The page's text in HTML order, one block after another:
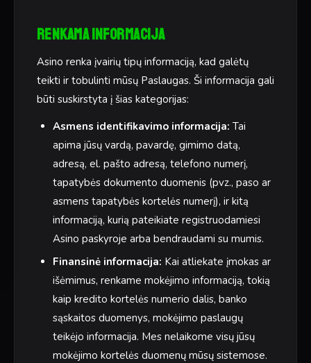
Renkama informacija
Asino renka įvairių tipų informaciją, kad galėtų
teikti ir tobulinti mūsų Paslaugas. Ši informacija gali
būti suskirstyta į šias kategorijas:
Asmens identifikavimo informacija: Tai
apima jūsų vardą, pavardę, gimimo datą,
adresą, el. pašto adresą, telefono numerį,
tapatybės dokumento duomenis (pvz., paso ar
asmens tapatybės kortelės numerį), ir kitą
informaciją, kurią pateikiate registruodamiesi
Asino paskyroje arba bendraudami su mumis.
Finansinė informacija: Kai atliekate įmokas ar
išėmimus, renkame mokėjimo informaciją, tokią
kaip kredito kortelės numerio dalis, banko
sąskaitos duomenys, mokėjimo paslaugų
teikėjo informacija. Mes nelaikome visų jūsų
mokėjimo kortelės duomenų mūsų sistemose.